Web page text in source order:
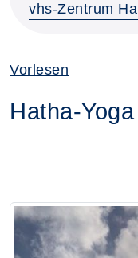
vhs-Zentrum
Vorlesen
Hatha-Yoga